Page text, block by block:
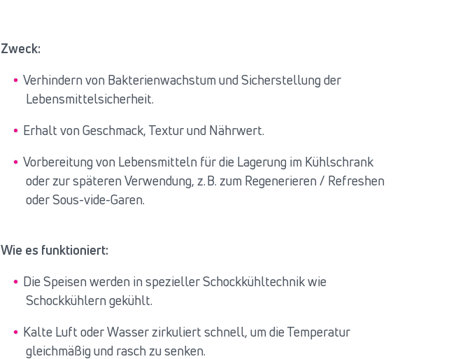
Zweck:
Verhindern von Bakterienwachstum und Sicherstellung der
Lebensmittelsicherheit.
Erhalt von Geschmack, Textur und Nährwert.
Vorbereitung von Lebensmitteln für die Lagerung im Kühlschrank
oder zur späteren Verwendung, z. B. zum Regenerieren / Refreshen
oder Sous-vide-Garen.
Wie es funktioniert:
Die Speisen werden in spezieller Schockkühltechnik wie
Schockkühlern gekühlt.
Kalte Luft oder Wasser zirkuliert schnell, um die Temperatur
gleichmäßig und rasch zu senken.